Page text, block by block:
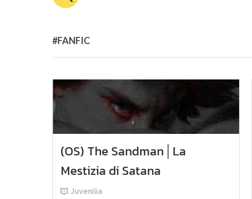
#FANFIC
(OS) The Sandman│La
Mestizia di Satana
Juvenilia